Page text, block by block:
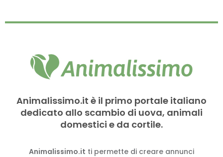
Animalissimo.it è il primo portale italiano
dedicato allo scambio di uova, animali
domestici e da cortile.
Animalissimo.it ti permette di creare annunci